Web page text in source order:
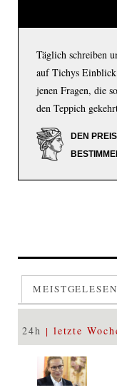
Täglich schreiben
auf Tichys
jenen Fragen, die
den Teppich
DEN
MEISTGELESEN
24h letzte